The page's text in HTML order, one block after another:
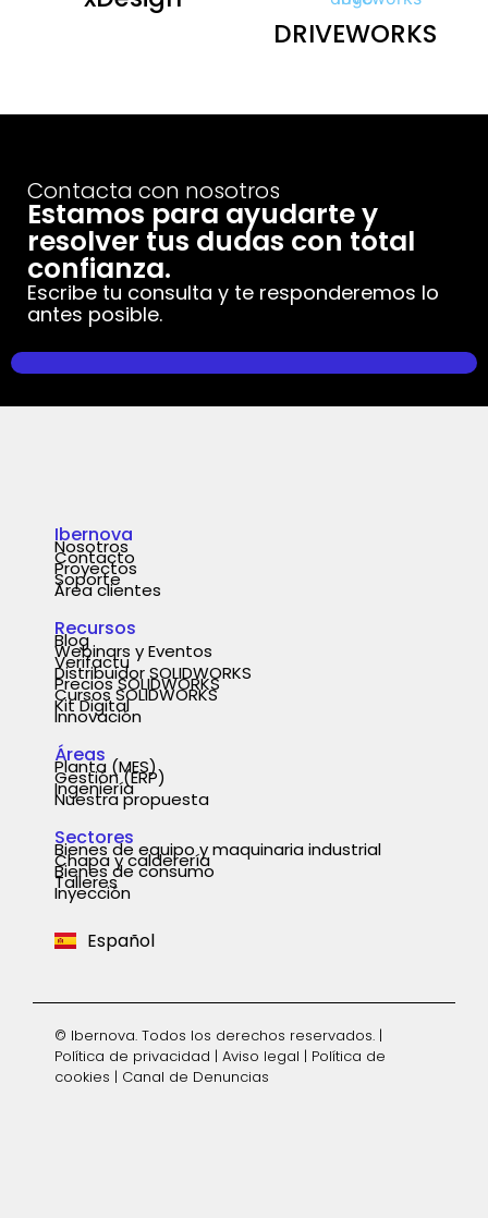
DRIVEWORKS
Contacta con nosotros
Estamos para ayudarte y
resolver tus dudas con total
confianza.
Escribe tu consulta y te responderemos lo
antes posible.
Ibernova
Nosotros
Contacto
Proyectos
Soporte
Área clientes
Recursos
Blog
Webinars y Eventos
Verifactu
Distribuidor SOLIDWORKS
Precios SOLIDWORKS
Cursos SOLIDWORKS
Kit Digital
Innovación
Áreas
Planta (MES)
Gestión (ERP)
Ingeniería
Nuestra propuesta
Sectores
Bienes de equipo y maquinaria industrial
Chapa y calderería
Bienes de consumo
Talleres
Inyección
Español
Português
English
Deutsch
© Ibernova. Todos los derechos reservados. |
Política de privacidad | Aviso legal | Política de
cookies | Canal de Denuncias